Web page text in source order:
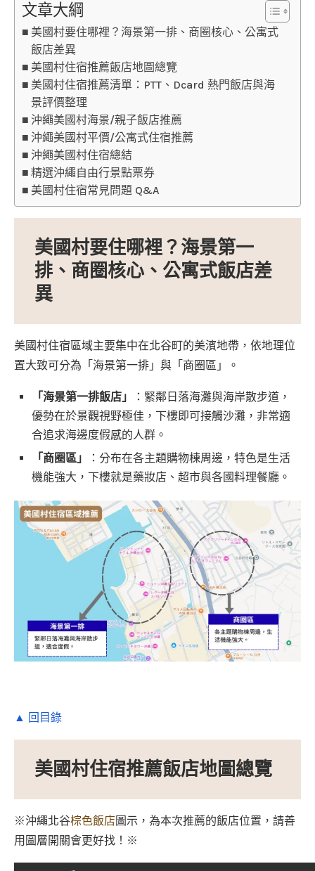
文章大綱
美國村要住哪裡？海景第一排、商圈核心、公寓式
飯店差異
美國村住宿推薦飯店地圖總覽
美國村住宿推薦清單：PTT、Dcard 熱門飯店與海
景評價整理
沖繩美國村海景/親子飯店推薦
沖繩美國村平價/公寓式住宿推薦
沖繩美國村住宿總結
精選沖繩自由行景點票券
美國村住宿常見問題 Q&A
美國村要住哪裡？海景第一
排、商圈核心、公寓式飯店差
異
美國村住宿區域主要集中在北谷町的美濱地帶，依地理位
置大致可分為「海景第一排」與「商圈區」。
「海景第一排飯店」
：緊鄰日落海灘與海岸散步道，
優勢在於景觀視野極佳，下樓即可接觸沙灘，非常適
合追求海邊度假感的人群。
「商圈區」
：分布在各主題購物棟周邊，特色是生活
機能強大，下樓就是藥妝店、超市與各國料理餐廳。
▲ 回目錄
美國村住宿推薦飯店地圖總覽
※沖繩北谷棕色飯店圖示，為本次推薦的飯店位置，請善
用圖層開關會更好找！※